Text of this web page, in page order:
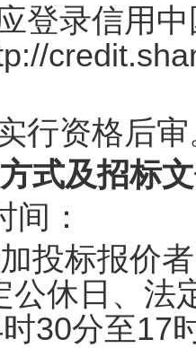
登录信用
行资格后
式及招标
间：
投标报价
公休日、法
时30分至17